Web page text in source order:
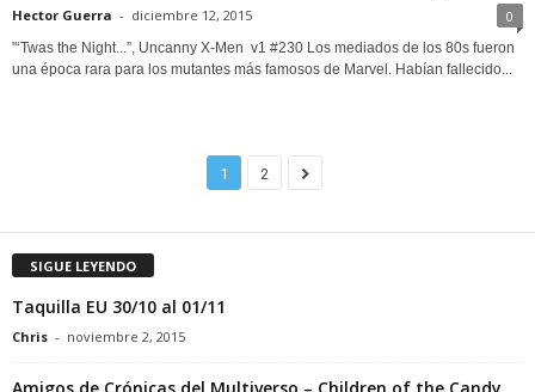
Hector Guerra - diciembre 12, 2015 0
"‘Twas the Night...”, Uncanny X-Men v1 #230 Los mediados de los 80s fueron
una época rara para los mutantes más famosos de Marvel. Habían fallecido...
1 2
SIGUE LEYENDO
Taquilla EU 30/10 al 01/11
Chris - noviembre 2, 2015
Amigos de Crónicas del Multiverso – Children of the Candy